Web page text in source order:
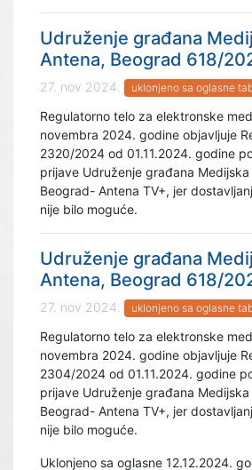
Udruženje građana
Antena, Beograd 618/
27. nov 2024. uklonjeno sa oglasne
Regulatorno telo za elektronske
novembra 2024. godine objavljuje
2320/2024 od 01.11.2024. godine
prijave Udruženje građana
Beograd- Antena TV+, jer
nije bilo moguće.
Udruženje građana
Antena, Beograd 618/
27. nov 2024. uklonjeno sa oglasne
Regulatorno telo za elektronske
novembra 2024. godine objavljuje
2304/2024 od 01.11.2024. godine
prijave Udruženje građana
Beograd- Antena TV+, jer
nije bilo moguće.
Uklonjeno sa oglasne 12.12.2024.